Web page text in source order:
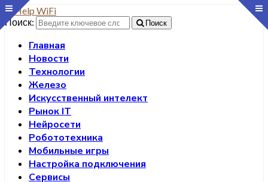
Поиск: Поиск
Главная
Новости
Технологии
Железо
Искусственный интелект
Рынок IT
Нейросети
Робототехника
Мобильные игры
Настройка подключения
Сервисы